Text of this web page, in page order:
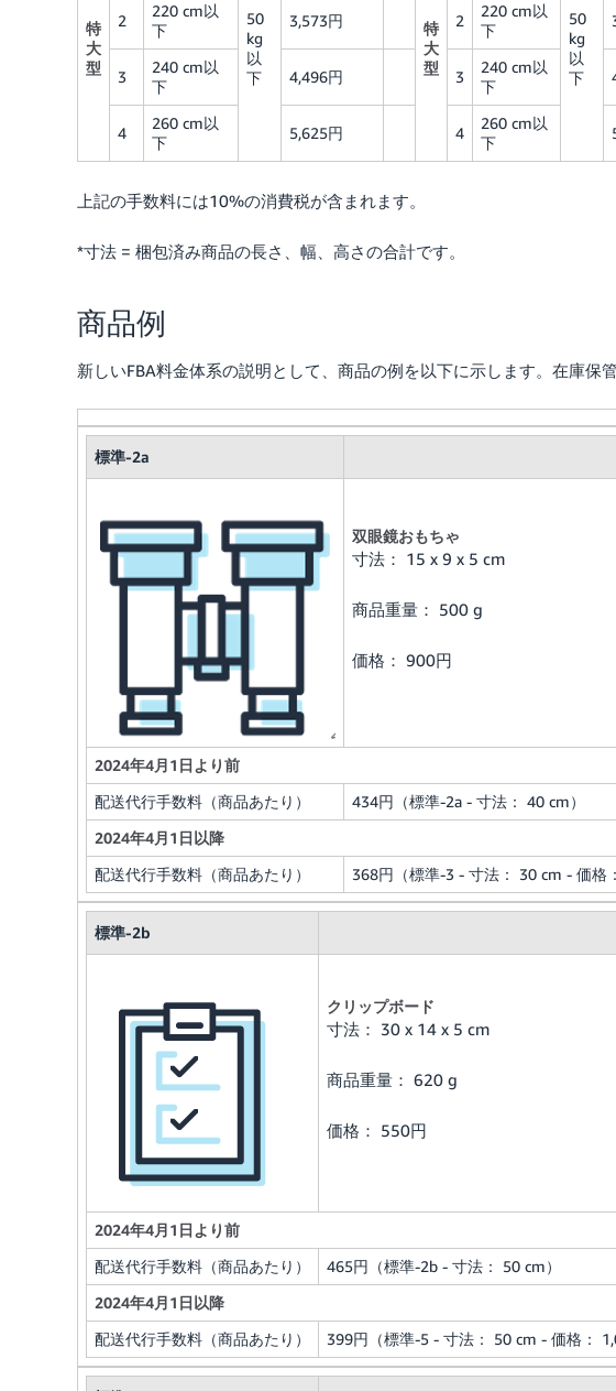
特
大
型
50
kg
以
下
特
大
型
50
kg
以
下
2
220 cm以
下
3,573円 2
220 cm以
下
3
240 cm以
下
4,496円 3
240 cm以
下
4
260 cm以
下
5,625円 4
260 cm以
下
上記の手数料には10%の消費税が含まれます。
*寸法 = 梱包済み商品の長さ、幅、高さの合計です。
商品例
新しいFBA料金体系の説明として、商品の例を以下に示します。在庫保
標準-2a
双眼鏡おもちゃ
寸法： 15 x 9 x 5 cm
商品重量： 500 g
価格： 900円
2024年4月1日より前
配送代行手数料（商品あたり）
434円（標準-2a - 寸法： 40 cm）
2024年4月1日以降
配送代行手数料（商品あたり）
368円（標準-3 - 寸法： 30 cm - 価格
標準-2b
クリップボード
寸法： 30 x 14 x 5 cm
商品重量： 620 g
価格： 550円
2024年4月1日より前
配送代行手数料（商品あたり）
465円（標準-2b - 寸法： 50 cm）
2024年4月1日以降
配送代行手数料（商品あたり）
399円（標準-5 - 寸法： 50 cm - 価格：